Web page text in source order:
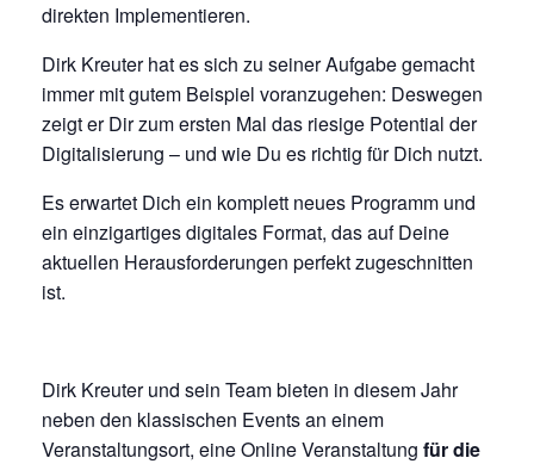
direkten Implementieren.
Dirk Kreuter hat es sich zu seiner Aufgabe gemacht
immer mit gutem Beispiel voranzugehen: Deswegen
zeigt er Dir zum ersten Mal das riesige Potential der
Digitalisierung – und wie Du es richtig für Dich nutzt.
Es erwartet Dich ein komplett neues Programm und
ein einzigartiges digitales Format, das auf Deine
aktuellen Herausforderungen perfekt zugeschnitten
ist.
Dirk Kreuter und sein Team bieten in diesem Jahr
neben den klassischen Events an einem
Veranstaltungsort, eine Online Veranstaltung für die